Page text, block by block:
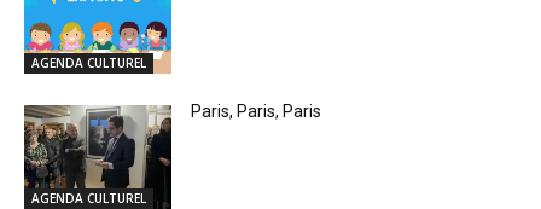
AGENDA CULTUREL
AGENDA CULTUREL
Paris, Paris, Paris